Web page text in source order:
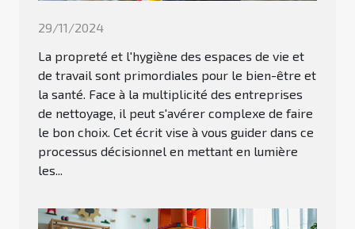
29/11/2024
La propreté et l'hygiène des espaces de vie et
de travail sont primordiales pour le bien-être et
la santé. Face à la multiplicité des entreprises
de nettoyage, il peut s'avérer complexe de faire
le bon choix. Cet écrit vise à vous guider dans ce
processus décisionnel en mettant en lumière
les...